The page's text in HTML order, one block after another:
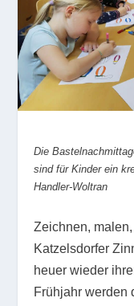
Die
sind für Kinder ein
Handler-Woltran
Zeichnen,
Katzelsdorfer
heuer wieder
Frühjahr werden